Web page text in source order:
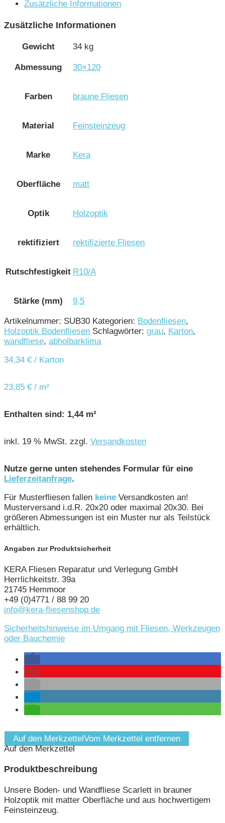
Zusätzliche Informationen
Zusätzliche Informationen
Gewicht 34 kg
Abmessung 30×120
Farben braune Fliesen
Material Feinsteinzeug
Marke Kera
Oberfläche matt
Optik Holzoptik
rektifiziert rektifizierte Fliesen
Rutschfestigkeit R10/A
Stärke (mm) 9,5
Artikelnummer: SUB30 Kategorien: Bodenfliesen,
Holzoptik Bodenfliesen Schlagwörter: grau, Karton,
wandfliese, abholbarklima
34,34 € / Karton
23,85 € / m²
Enthalten sind: 1,44 m²
inkl. 19 % MwSt. zzgl. Versandkosten
Nutze gerne unten stehendes Formular für eine
Lieferzeitanfrage.
Für Musterfliesen fallen keine Versandkosten an!
Musterversand i.d.R. 20x20 oder maximal 20x30. Bei
größeren Abmessungen ist ein Muster nur als Teilstück
erhältlich.
Angaben zur Produktsicherheit
KERA Fliesen Reparatur und Verlegung GmbH
Herrlichkeitstr. 39a
21745 Hemmoor
+49 (0)4771 / 88 99 20
info@kera-fliesenshop.de
Sicherheitshinweise im Umgang mit Fliesen, Werkzeugen
oder Bauchemie
Auf den MerkzettelVom Merkzettel entfernen
Auf den Merkzettel
Produktbeschreibung
Unsere Boden- und Wandfliese Scarlett in brauner
Holzoptik mit matter Oberfläche und aus hochwertigem
Feinsteinzeug.